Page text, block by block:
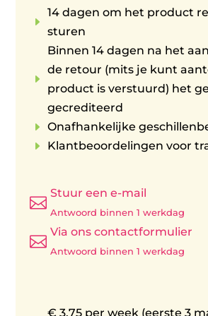
E
14 dagen om het product
sturen
E
Binnen 14 dagen na het
de retour (mits je kunt
product is verstuurd) het
gecrediteerd
E Onafhankelijke
E Klantbeoordelingen voor

Stuur een e-mail
Antwoord binnen 1 werkdag

Via ons contactformulier
Antwoord binnen 1 werkdag
€ 3,75 per week (eerste 3